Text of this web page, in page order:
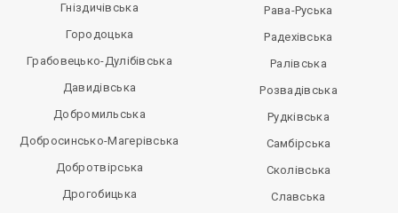
Гніздичівська
Городоцька
Грабовецько-Дулібівська
Давидівська
Добромильська
Добросинсько-Магерівська
Добротвірська
Дрогобицька
Рава-Руська
Радехівська
Ралівська
Розвадівська
Рудківська
Самбірська
Сколівська
Славська